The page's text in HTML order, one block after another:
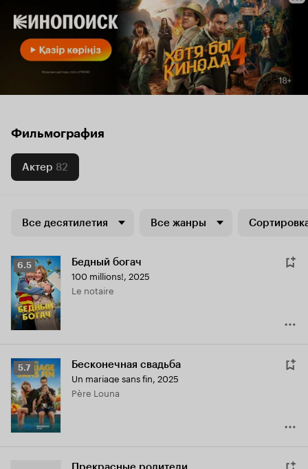
Фильмография
Актер 82
Все десятилетия Все жанры
Рейтинг
Кинопоиска
6.5
6.5 Бедный богач
100 millions!, 2025
Le notaire
Рейтинг
Кинопоиска
5.7
5.7 Бесконечная свадьба
Un mariage sans fin, 2025
Père Louna